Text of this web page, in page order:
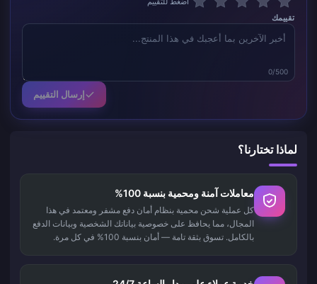
تقييمك
0/500
إرسال التقييم
لماذا تختارنا؟
معاملات آمنة ومحمية بنسبة 100%
كل عملية شحن محمية بنظام أمان دفع مشفر ومعتمد في هذا
المجال، مما يحافظ على خصوصية بياناتك الشخصية وبيانات الدفع
بالكامل. تسوق بثقة تامة — أمان بنسبة 100% في كل مرة.